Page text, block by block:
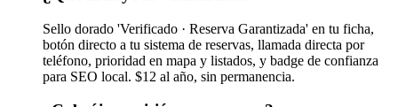
Sello dorado 'Verificado · Reserva Garantizada' en tu ficha,
botón directo a tu sistema de reservas, llamada directa por
teléfono, prioridad en mapa y listados, y badge de confianza
para SEO local. $12 al año, sin permanencia.